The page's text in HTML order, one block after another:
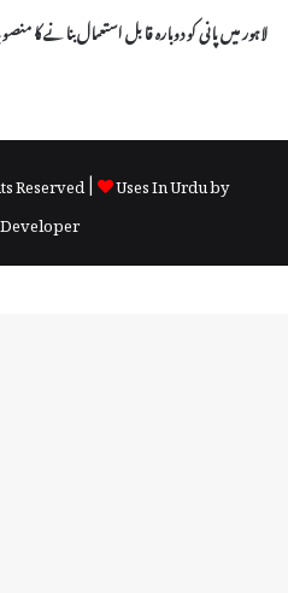
لاہور میں پانی کو دوبارہ قابل استعمال بنانے کا
Reserved |
Uses In Urdu by